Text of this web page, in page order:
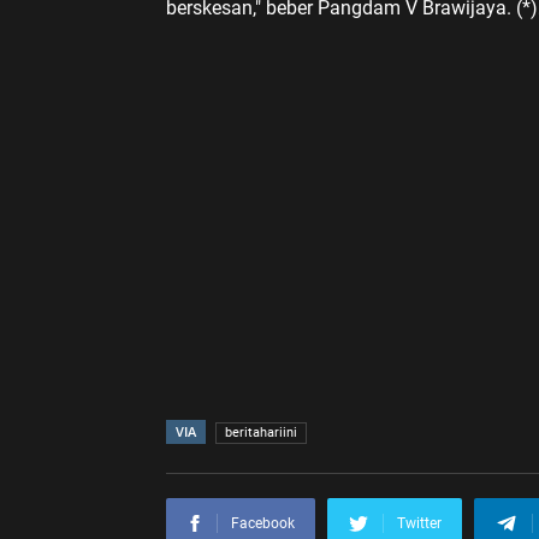
berskesan," beber Pangdam V Brawijaya.
VIA beritahariini
Facebook Twitter